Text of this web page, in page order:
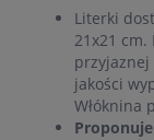
Literki
21x21
przyjaznej
jakości
Włóknina